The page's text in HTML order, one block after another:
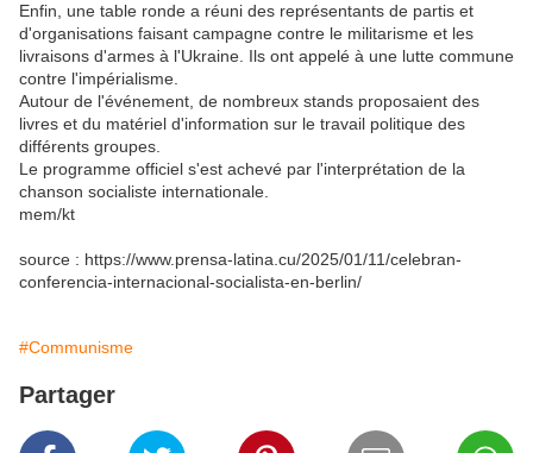
Enfin, une table ronde a réuni des représentants de partis et
d'organisations faisant campagne contre le militarisme et les
livraisons d'armes à l'Ukraine. Ils ont appelé à une lutte commune
contre l'impérialisme.
Autour de l'événement, de nombreux stands proposaient des
livres et du matériel d'information sur le travail politique des
différents groupes.
Le programme officiel s'est achevé par l'interprétation de la
chanson socialiste internationale.
mem/kt
source : https://www.prensa-latina.cu/2025/01/11/celebran-
conferencia-internacional-socialista-en-berlin/
#Communisme
Partager